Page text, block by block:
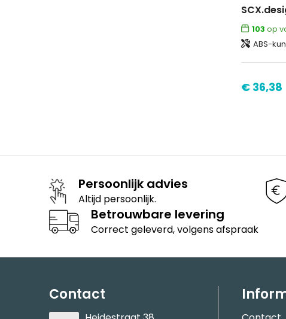
103 op
ABS-
€ 36,38
Persoonlijk advies
Altijd persoonlijk.
Betrouwbare levering
Correct geleverd, volgens afspraak
Contact